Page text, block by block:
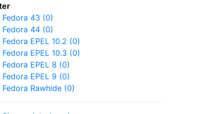
Fedora 43 (0)
Fedora 44 (0)
Fedora EPEL 10.2 (0)
Fedora EPEL 10.3 (0)
Fedora EPEL 8 (0)
Fedora EPEL 9 (0)
Fedora Rawhide (0)